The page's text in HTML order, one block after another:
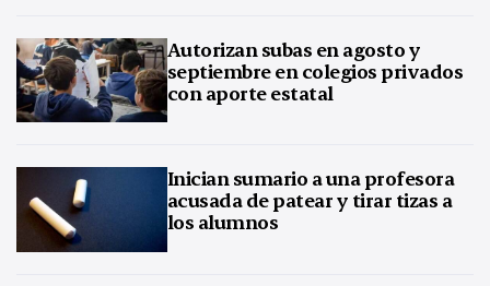
Autorizan subas en agosto y
septiembre en colegios privados
con aporte estatal
Inician sumario a una profesora
acusada de patear y tirar tizas a
los alumnos